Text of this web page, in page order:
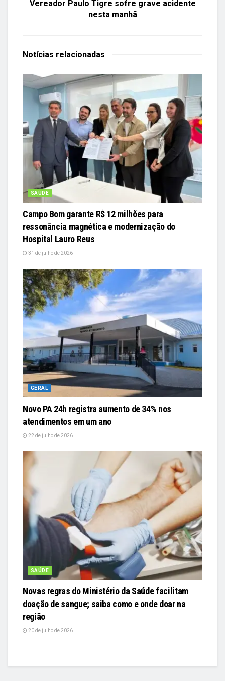
Vereador Paulo Tigre sofre grave acidente
nesta manhã
Notícias relacionadas
SAÚDE
Campo Bom garante R$ 12 milhões para
ressonância magnética e modernização do
Hospital Lauro Reus
31 de julho de 2026
GERAL
Novo PA 24h registra aumento de 34% nos
atendimentos em um ano
22 de julho de 2026
SAÚDE
Novas regras do Ministério da Saúde facilitam
doação de sangue; saiba como e onde doar na
região
20 de julho de 2026